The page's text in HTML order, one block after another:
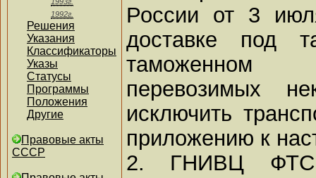
1992г.
Решения
Указания
Классификаторы
Указы
Статусы
Программы
Положения
Другие
Правовые акты
СССР
России от 3
доставке под
таможенном
перевозимых
исключить
приложению к
2. ГНИВЦ ФТС